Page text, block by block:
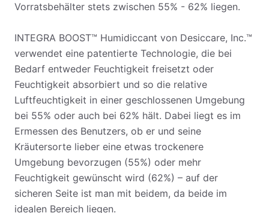
Vorratsbehälter stets zwischen 55% - 62% liegen.
INTEGRA BOOST™ Humidiccant von Desiccare, Inc.™
verwendet eine patentierte Technologie, die bei
Bedarf entweder Feuchtigkeit freisetzt oder
Feuchtigkeit absorbiert und so die relative
Luftfeuchtigkeit in einer geschlossenen Umgebung
bei 55% oder auch bei 62% hält. Dabei liegt es im
Ermessen des Benutzers, ob er und seine
Kräutersorte lieber eine etwas trockenere
Umgebung bevorzugen (55%) oder mehr
Feuchtigkeit gewünscht wird (62%) – auf der
sicheren Seite ist man mit beidem, da beide im
idealen Bereich liegen.